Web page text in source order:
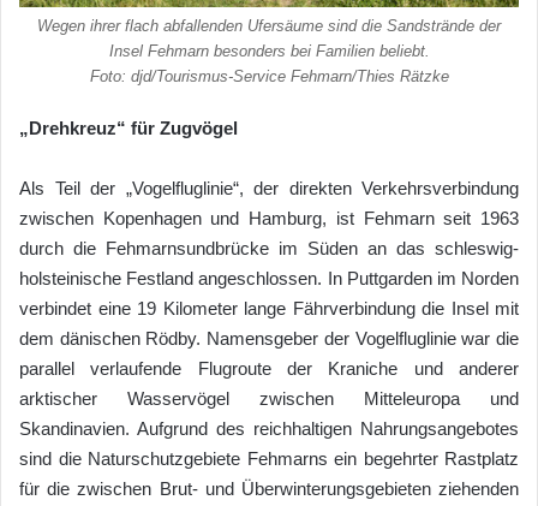
Wegen ihrer flach abfallenden Ufersäume sind die Sandstrände der
Insel Fehmarn besonders bei Familien beliebt.
Foto: djd/Tourismus-Service Fehmarn/Thies Rätzke
„Drehkreuz“ für Zugvögel
Als Teil der „Vogelfluglinie“, der direkten Verkehrsverbindung
zwischen Kopenhagen und Hamburg, ist Fehmarn seit 1963
durch die Fehmarnsundbrücke im Süden an das schleswig-
holsteinische Festland angeschlossen. In Puttgarden im Norden
verbindet eine 19 Kilometer lange Fährverbindung die Insel mit
dem dänischen Rödby. Namensgeber der Vogelfluglinie war die
parallel verlaufende Flugroute der Kraniche und anderer
arktischer Wasservögel zwischen Mitteleuropa und
Skandinavien. Aufgrund des reichhaltigen Nahrungsangebotes
sind die Naturschutzgebiete Fehmarns ein begehrter Rastplatz
für die zwischen Brut- und Überwinterungsgebieten ziehenden